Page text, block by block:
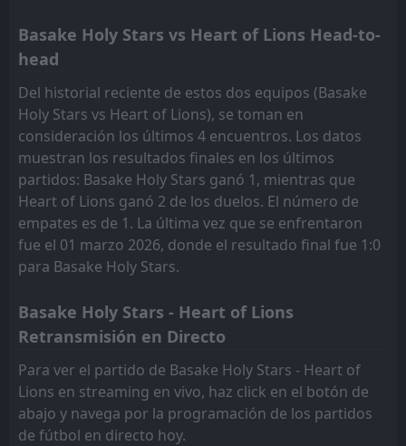
Basake Holy Stars vs Heart of Lions Head-to-
head
Del historial reciente de estos dos equipos (Basake
Holy Stars vs Heart of Lions), se toman en
consideración los últimos 4 encuentros. Los datos
muestran los resultados finales en los últimos
partidos: Basake Holy Stars ganó 1, mientras que
Heart of Lions ganó 2 de los duelos. El número de
empates es de 1. La última vez que se enfrentaron
fue el 01 marzo 2026, donde el resultado final fue 1:0
para Basake Holy Stars.
Basake Holy Stars - Heart of Lions
Retransmisión en Directo
Para ver el partido de Basake Holy Stars - Heart of
Lions en streaming en vivo, haz click en el botón de
abajo y navega por la programación de los partidos
de fútbol en directo hoy.